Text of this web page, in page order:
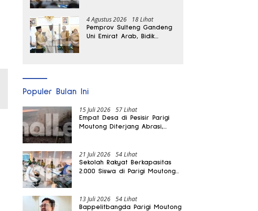
4 Agustus 2026 18 Lihat
Pemprov Sulteng Gandeng
Uni Emirat Arab, Bidik
Populer Bulan Ini
15 Juli 2026 57 Lihat
Empat Desa di Pesisir Parigi
Moutong Diterjang Abrasi,
21 Juli 2026 54 Lihat
Sekolah Rakyat Berkapasitas
2.000 Siswa di Parigi Moutong
13 Juli 2026 54 Lihat
Bappelitbangda Parigi Moutong